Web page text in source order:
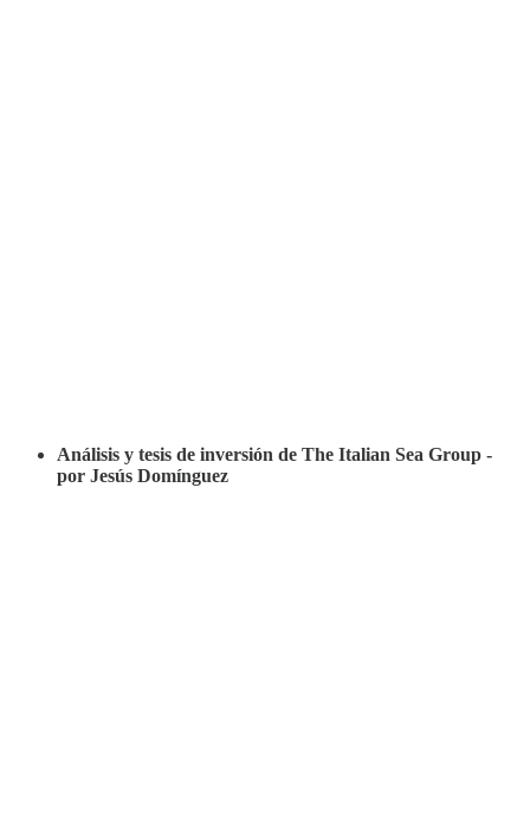
Análisis y tesis de inversión de The Italian Sea Group -
por Jesús Domínguez